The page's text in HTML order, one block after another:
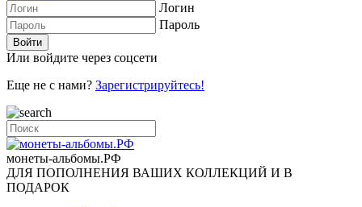
Логин
Пароль
Или войдите через соцсети
Еще не с нами? Зарегистрируйтесь!
монеты-альбомы.РФ
ДЛЯ ПОПОЛНЕНИЯ ВАШИХ КОЛЛЕКЦИЙ И В
ПОДАРОК